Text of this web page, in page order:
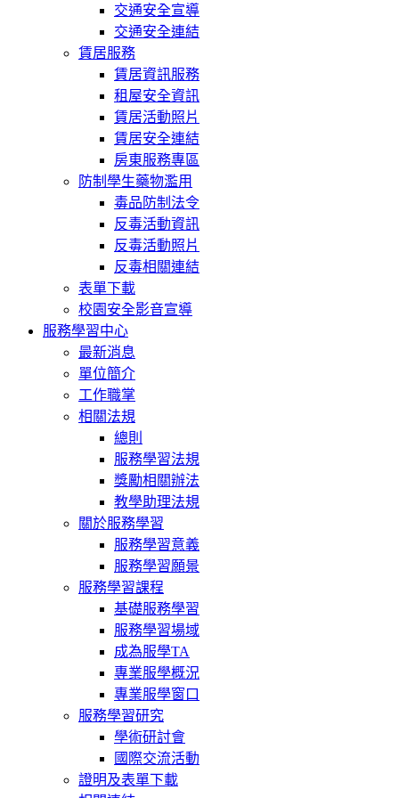
交通安全宣導
交通安全連結
賃居服務
賃居資訊服務
租屋安全資訊
賃居活動照片
賃居安全連結
房東服務專區
防制學生藥物濫用
毒品防制法令
反毒活動資訊
反毒活動照片
反毒相關連結
表單下載
校園安全影音宣導
服務學習中心
最新消息
單位簡介
工作職掌
相關法規
總則
服務學習法規
獎勵相關辦法
教學助理法規
關於服務學習
服務學習意義
服務學習願景
服務學習課程
基礎服務學習
服務學習場域
成為服學TA
專業服學概況
專業服學窗口
服務學習研究
學術研討會
國際交流活動
證明及表單下載